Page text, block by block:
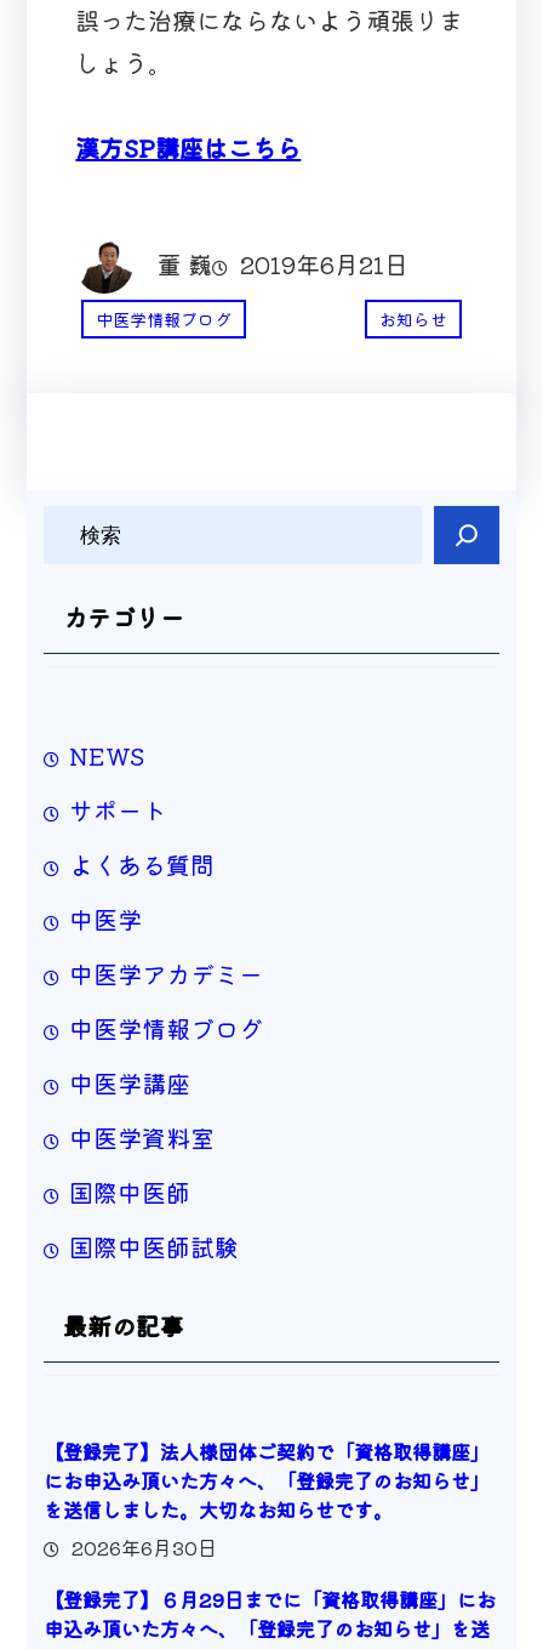
誤った治療にならないよう頑張りま
しょう。
漢方SP講座はこちら
董 巍 2019年6月21日
中医学情報ブログ お知らせ
カテゴリー
NEWS
サポート
よくある質問
中医学
中医学アカデミー
中医学情報ブログ
中医学講座
中医学資料室
国際中医師
国際中医師試験
最新の記事
【登録完了】法人様団体ご契約で「資格取得講座」
にお申込み頂いた方々へ、「登録完了のお知らせ」
を送信しました。大切なお知らせです。
2026年6月30日
【登録完了】６月29日までに「資格取得講座」にお
申込み頂いた方々へ、「登録完了のお知らせ」を送